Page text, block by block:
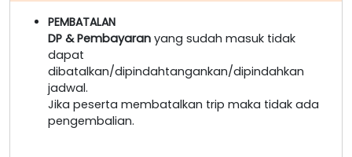
PEMBATALAN
DP & Pembayaran yang sudah masuk tidak
dapat
dibatalkan/dipindahtangankan/dipindahkan
jadwal.
Jika peserta membatalkan trip maka tidak ada
pengembalian.